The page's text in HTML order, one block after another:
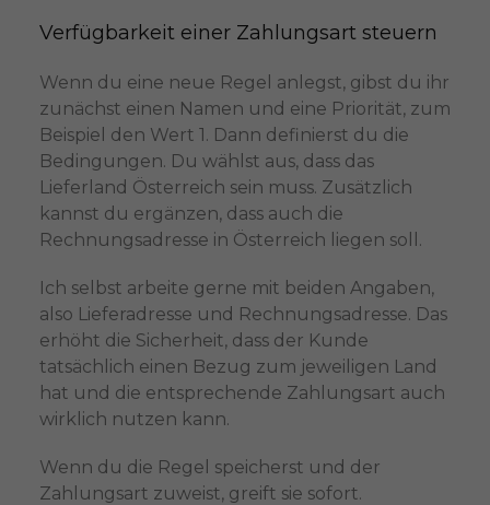
Verfügbarkeit einer Zahlungsart steuern
Wenn du eine neue Regel anlegst, gibst du ihr
zunächst einen Namen und eine Priorität, zum
Beispiel den Wert 1. Dann definierst du die
Bedingungen. Du wählst aus, dass das
Lieferland Österreich sein muss. Zusätzlich
kannst du ergänzen, dass auch die
Rechnungsadresse in Österreich liegen soll.
Ich selbst arbeite gerne mit beiden Angaben,
also Lieferadresse und Rechnungsadresse. Das
erhöht die Sicherheit, dass der Kunde
tatsächlich einen Bezug zum jeweiligen Land
hat und die entsprechende Zahlungsart auch
wirklich nutzen kann.
Wenn du die Regel speicherst und der
Zahlungsart zuweist, greift sie sofort.